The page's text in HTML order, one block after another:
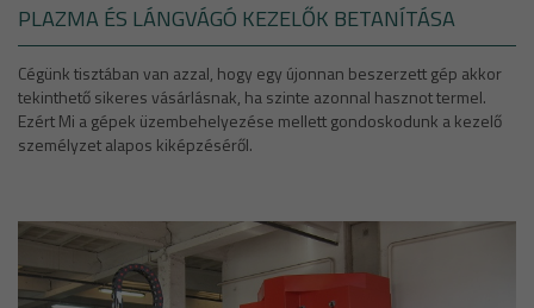
PLAZMA ÉS LÁNGVÁGÓ KEZELŐK BETANÍTÁSA
Cégünk tisztában van azzal, hogy egy újonnan beszerzett gép akkor
tekinthető sikeres vásárlásnak, ha szinte azonnal hasznot termel.
Ezért Mi a gépek üzembehelyezése mellett gondoskodunk a kezelő
személyzet alapos kiképzéséről.